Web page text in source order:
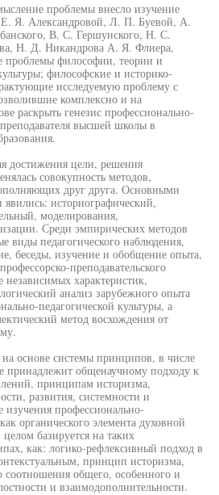
проблемы внесло изучение
Е. Я. Александровой, Л. П. Буевой, А.
В. С. Гершунского, Н. С.
Н. Д. Никандрова А. Я. Флиера,
проблемы философии, теории и
философские и историко-
исследуемую проблему с
комплексно и на
раскрыть генезис профессионально-
высшей школы в
достижения цели, решения
совокупность методов,
друг друга. Основными
историографический,
моделирования,
Среди эмпирических методов
виды педагогического наблюдения,
беседы, изучение и обобщение опыта,
преподавательского
характеристик,
анализ зарубежного опыта
педагогической культуры, а
метод восхождения от
основе системы принципов, в числе
принадлежит общенаучному подходу к
принципам историзма,
развития, системности и
изучения профессионально-
органического элемента духовной
базируется на таких
как: логико-рефлексивный подход в
принцип историзма,
соотношения общего, особенного и
и взаимодополнительности.